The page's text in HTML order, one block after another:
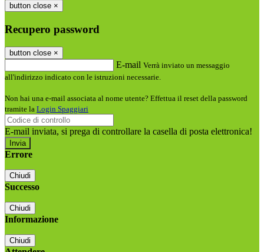
button close ×
Recupero password
button close ×
E-mail Verrà inviato un messaggio
all'indirizzo indicato con le istruzioni necessarie.
Non hai una e-mail associata al nome utente? Effettua il reset della password
tramite la Login Spaggiari
E-mail inviata, si prega di controllare la casella di posta elettronica!
Errore
Chiudi
Successo
Chiudi
Informazione
Chiudi